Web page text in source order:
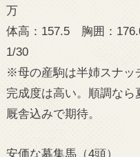
万
体高：157.5 胸囲：
1/30
※母の産駒は半姉スナッ
完成度は高い。順調なら
厩舎込みで期待。
安価な募集馬（4頭）